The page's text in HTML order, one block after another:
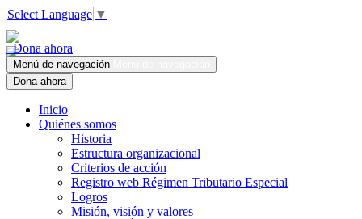
Select Language ▼
Dona ahora
Menú de navegación
Dona ahora
Inicio
Quiénes somos
Historia
Estructura organizacional
Criterios de acción
Registro web Régimen Tributario Especial
Logros
Misión, visión y valores